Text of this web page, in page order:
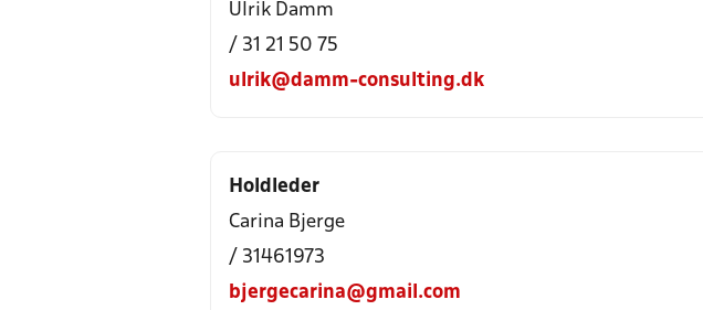
Ulrik Damm
/ 31 21 50 75
ulrik@damm-consulting.dk
Holdleder
Carina Bjerge
/ 31461973
bjergecarina@gmail.com